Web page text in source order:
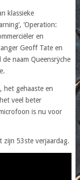
klassieke
‘Operation:
en
Geoff Tate en
naam Queensrÿche
het gehaaste en
veel beter
is nu voor
zijn 53ste verjaardag.